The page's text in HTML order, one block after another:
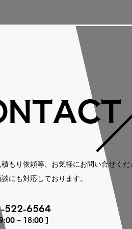
もり依頼等、お気軽にお問い合せくだ
にも対応しております。
522-6564
~ 18:00 ]